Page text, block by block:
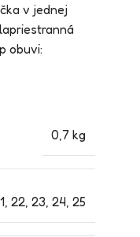
v jednej
obuvi:
0,7 kg
, 22, 23, 24, 25